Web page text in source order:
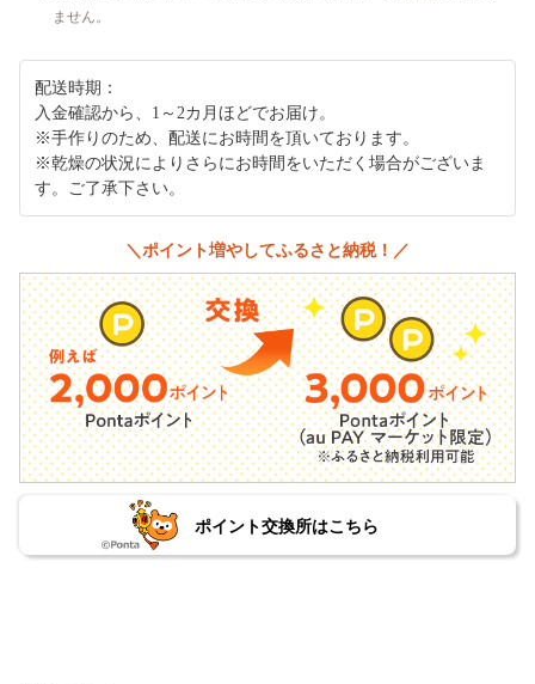
ません。
配送時期：
入金確認から、1～2カ月ほどでお届け。
※手作りのため、配送にお時間を頂いております。
※乾燥の状況によりさらにお時間をいただく場合がございま
す。ご了承下さい。
＼ポイント増やしてふるさと納税！／
ポイント交換所はこちら